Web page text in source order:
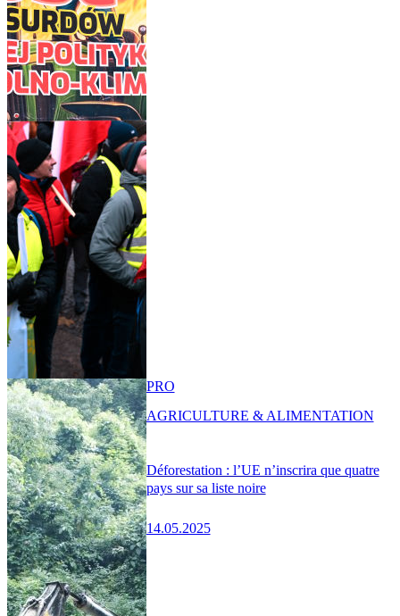
Déforestation : l’UE n’inscrira que quatre
pays sur sa liste noire
14.05.2025
PRO
AGRICULTURE & ALIMENTATION